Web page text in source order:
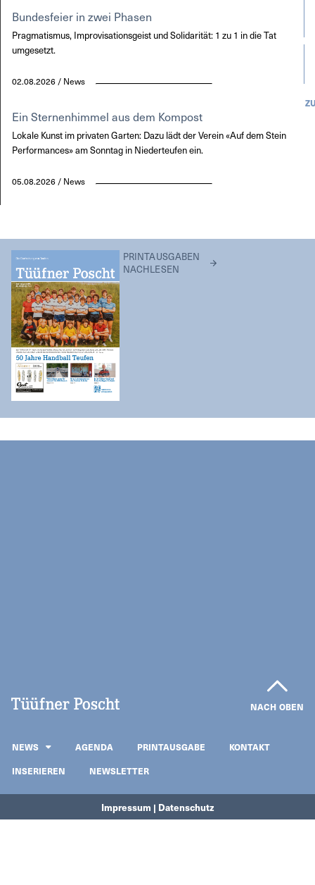
Bundesfeier in zwei Phasen
Pragmatismus, Improvisationsgeist und Solidarität: 1 zu 1 in die Tat
umgesetzt.
02.08.2026 / News
Ein Sternenhimmel aus dem Kompost
Lokale Kunst im privaten Garten: Dazu lädt der Verein «Auf dem Stein
Performances» am Sonntag in Niederteufen ein.
05.08.2026 / News
PRINTAUSGABEN
NACHLESEN
NACH OBEN
NEWS AGENDA PRINTAUSGABE
KONTAKT
INSERIEREN
NEWSLETTER
Impressum | Datenschutz